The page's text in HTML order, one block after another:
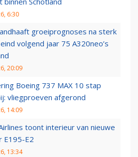
6:30
groeiprognoses na sterk
volgend jaar 75 A320neo’s
20:09
Boeing 737 MAX 10 stap
vliegproeven afgerond
14:09
toont interieur van nieuwe
E195-E2
13:34